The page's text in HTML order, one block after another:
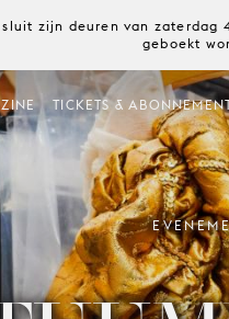
zijn deuren van
geboekt
TICKETS &